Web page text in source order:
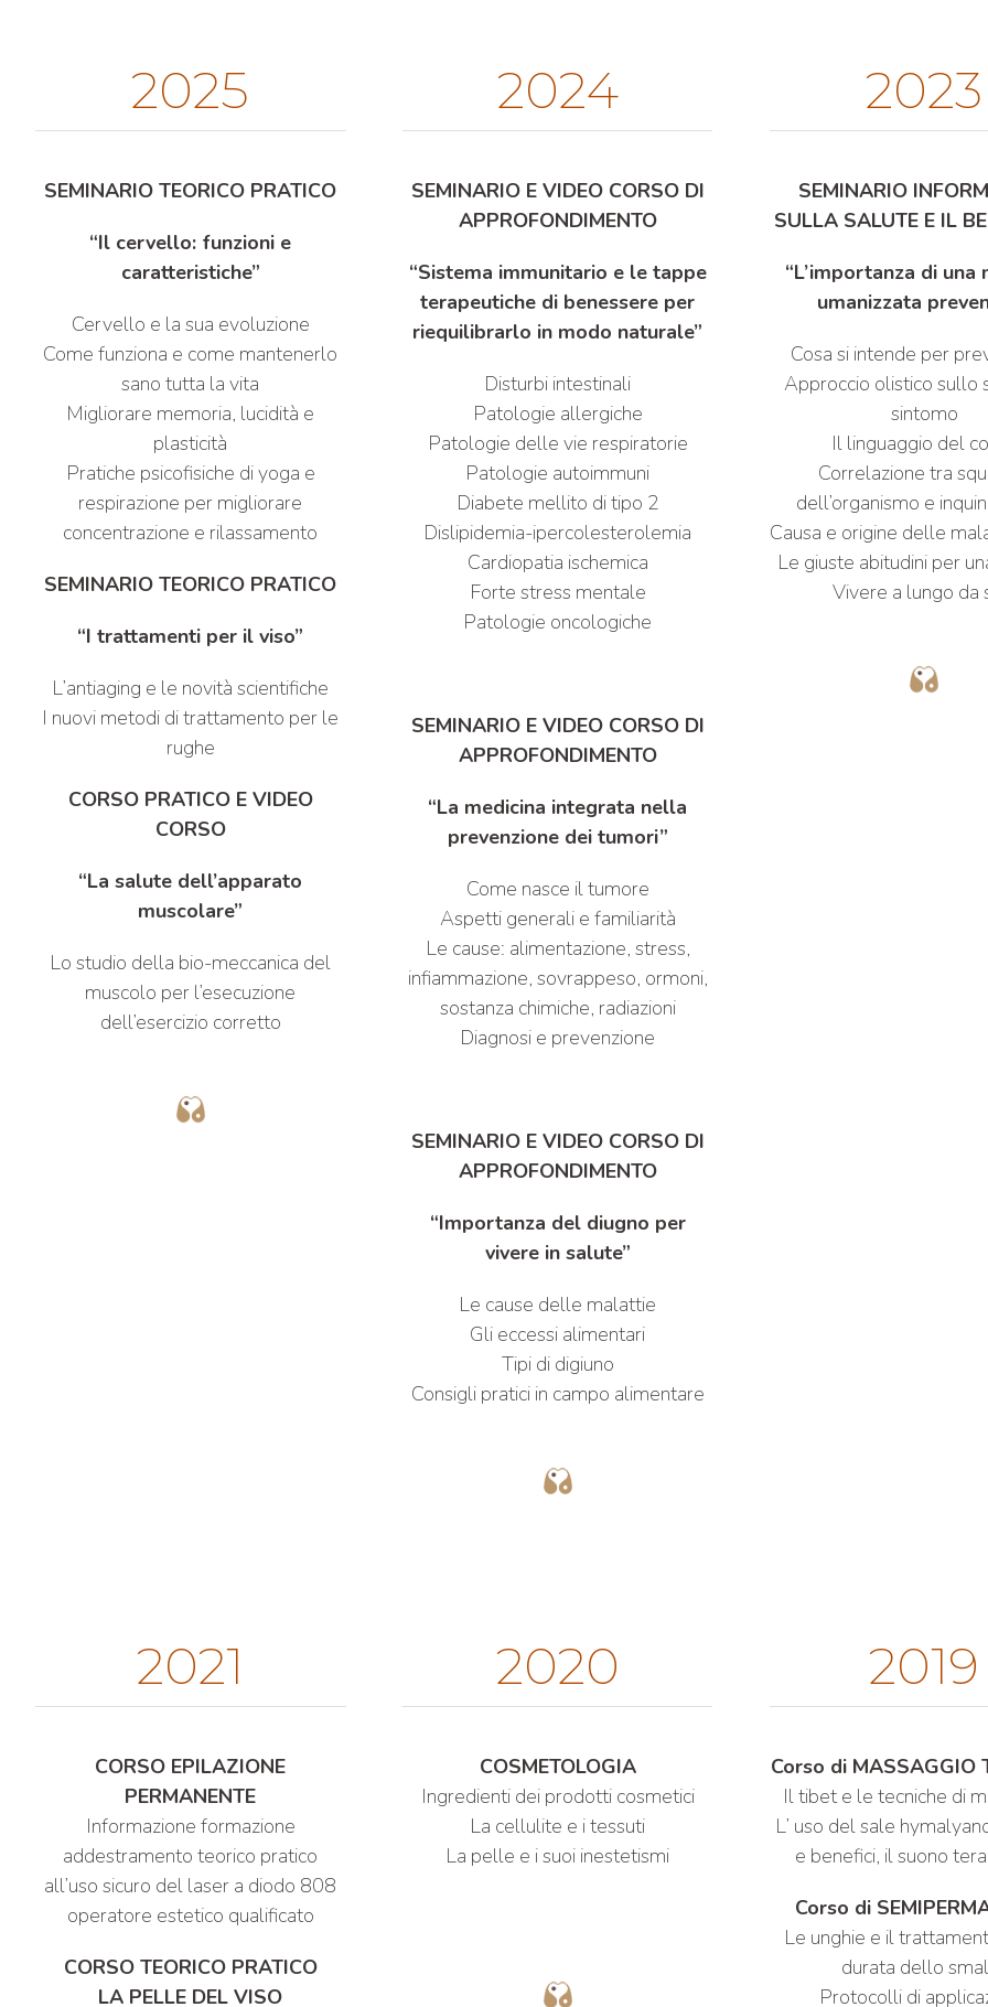
2025
SEMINARIO TEORICO PRATICO
“Il cervello: funzioni e
caratteristiche”
Cervello e la sua evoluzione
Come funziona e come mantenerlo
sano tutta la vita
Migliorare memoria, lucidità e
plasticità
Pratiche psicofisiche di yoga e
respirazione per migliorare
concentrazione e rilassamento
SEMINARIO TEORICO PRATICO
“I trattamenti per il viso”
L’antiaging e le novità scientifiche
I nuovi metodi di trattamento per le
rughe
CORSO PRATICO E VIDEO
CORSO
“La salute dell’apparato
muscolare”
Lo studio della bio-meccanica del
muscolo per l’esecuzione
dell’esercizio corretto
2024
SEMINARIO E VIDEO CORSO DI
APPROFONDIMENTO
“Sistema immunitario e le tappe
terapeutiche di benessere per
riequilibrarlo in modo naturale”
Disturbi intestinali
Patologie allergiche
Patologie delle vie respiratorie
Patologie autoimmuni
Diabete mellito di tipo 2
Dislipidemia-ipercolesterolemia
Cardiopatia ischemica
Forte stress mentale
Patologie oncologiche
SEMINARIO E VIDEO CORSO DI
APPROFONDIMENTO
“La medicina integrata nella
prevenzione dei tumori”
Come nasce il tumore
Aspetti generali e familiarità
Le cause: alimentazione, stress,
infiammazione, sovrappeso, ormoni,
sostanza chimiche, radiazioni
Diagnosi e prevenzione
SEMINARIO E VIDEO CORSO DI
APPROFONDIMENTO
“Importanza del diugno per
vivere in salute”
Le cause delle malattie
Gli eccessi alimentari
Tipi di digiuno
Consigli pratici in campo alimentare
2023
SEMINARIO
SULLA SALUTE E IL
“L’importanza di una
umanizzata
Cosa si intende per
Approccio olistico sullo
sintomo
Il linguaggio del
Correlazione tra
dell’organismo e
Causa e origine delle
Le giuste abitudini per
Vivere a lungo da
2021
CORSO EPILAZIONE
PERMANENTE
Informazione formazione
addestramento teorico pratico
all’uso sicuro del laser a diodo 808
operatore estetico qualificato
CORSO TEORICO PRATICO
LA PELLE DEL VISO
2020
COSMETOLOGIA
Ingredienti dei prodotti cosmetici
La cellulite e i tessuti
La pelle e i suoi inestetismi
2019
Corso di MASSAGGIO
Il tibet e le tecniche di
L’ uso del sale
e benefici, il suono
Corso di
Le unghie e il
durata dello
Protocolli di